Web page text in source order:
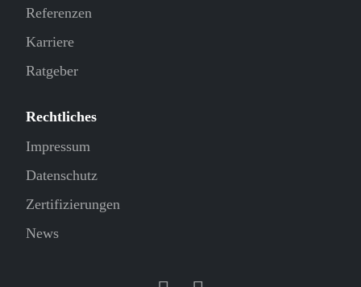
Referenzen
Karriere
Ratgeber
Rechtliches
Impressum
Datenschutz
Zertifizierungen
News